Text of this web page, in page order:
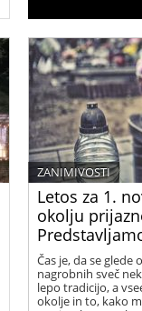
Letos za 1.
okolju
ZANIMIVOSTI
Čas je, da se glede
nagrobnih sveč
lepo tradicijo, a
okolje in to, kako